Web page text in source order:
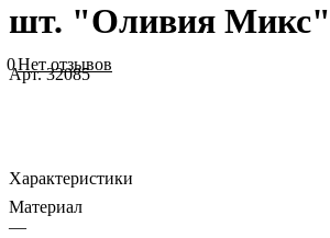
шт. "Оливия Микс"
0Нет отзывов
Арт.32085
Характеристики
Материал
—